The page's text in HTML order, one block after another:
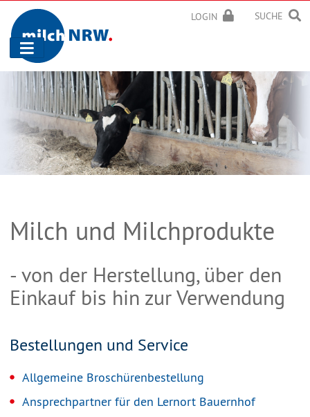
LOGIN SUCHE
Navigation
ein-/ausblenden
Milch und Milchprodukte
- von der Herstellung, über den
Einkauf bis hin zur Verwendung
Bestellungen und Service
Allgemeine Broschürenbestellung
Ansprechpartner für den Lernort Bauernhof